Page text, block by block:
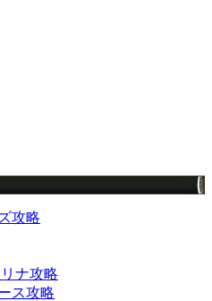
攻略
ナ攻略
ス攻略